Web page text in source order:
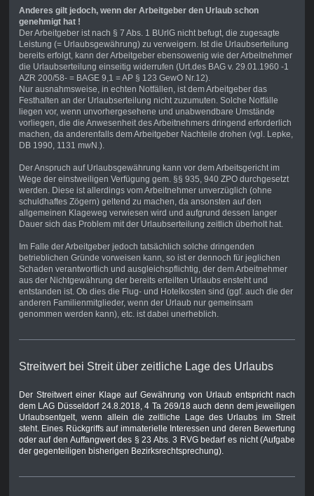
Anderes gilt jedoch, wenn der Arbeitgeber den Urlaub schon
genehmigt hat !
Der Arbeitgeber ist nach § 7 Abs. 1 BUrlG nicht befugt, die zugesagte
Leistung (= Urlaubsgewährung) zu verweigern. Ist die Urlaubserteilung
bereits erfolgt, kann der Arbeitgeber ebensowenig wie der Arbeitnehmer
die Urlaubserteilung einseitig widerrufen (Urt.des BAG v. 29.01.1960 -1
AZR 200/58- = BAGE 9,1 = AP § 123 GewO Nr.12).
Nur ausnahmsweise, in echten Notfällen, ist dem Arbeitgeber das
Festhalten an der Urlaubserteilung nicht zuzumuten. Solche Notfälle
liegen vor, wenn unvorhergesehene und unabwendbare Umstände
vorliegen, die die Anwesenheit des Arbeitnehmers dringend erforderlich
machen, da anderenfalls dem Arbeitgeber Nachteile drohen (vgl. Lepke,
DB 1990, 1131 mwN.).
Der Anspruch auf Urlaubsgewährung kann vor dem Arbeitsgericht im
Wege der einstweiligen Verfügung gem. §§ 935, 940 ZPO durchgesetzt
werden. Diese ist allerdings vom Arbeitnehmer unverzüglich (ohne
schuldhaftes Zögern) geltend zu machen, da ansonsten auf den
allgemeinen Klageweg verwiesen wird und aufgrund dessen langer
Dauer sich das Problem mit der Urlaubserteilung zeitlich überholt hat.
Im Falle der Arbeitgeber jedoch tatsächlich solche dringenden
betrieblichen Gründe vorweisen kann, so ist er dennoch für jeglichen
Schaden verantwortlich und ausgleichspflichtig, der dem Arbeitnehmer
aus der Nichtgewährung der bereits erteilten Urlaubs ensteht und
entstanden ist. Ob dies die Flug- und Hotelkosten sind (ggf. auch die der
anderen Familienmitglieder, wenn der Urlaub nur gemeinsam
genommen werden kann), etc. ist dabei unerheblich.
Streitwert bei Streit über zeitliche Lage des Urlaubs
Der Streitwert einer Klage auf Gewährung von Urlaub entspricht nach
dem LAG Düsseldorf 24.8.2018, 4 Ta 269/18 auch denn dem jeweiligen
Urlaubsentgelt, wenn allein die zeitliche Lage des Urlaubs im Streit
steht. Eines Rückgriffs auf immaterielle Interessen und deren Bewertung
oder auf den Auffangwert des § 23 Abs. 3 RVG bedarf es nicht (Aufgabe
der gegenteiligen bisherigen Bezirksrechtsprechung).